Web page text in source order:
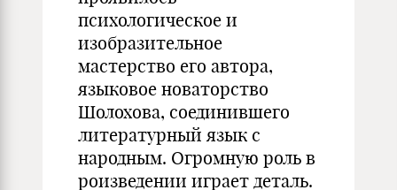
психологическое и
изобразительное
мастерство его автора,
языковое новаторство
Шолохова, соединившего
литературный язык с
народным. Огромную роль в
роизведении играет деталь.